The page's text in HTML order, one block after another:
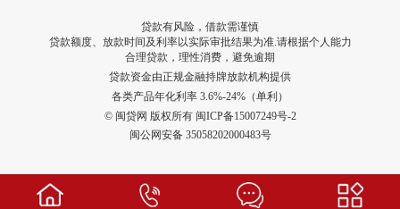
贷款有风险，借款需谨慎
贷款额度、放款时间及利率以实际审批结果为准.请根据个人能力
合理贷款，理性消费，避免逾期
贷款资金由正规金融持牌放款机构提供
各类产品年化利率 3.6%-24%（单利）
© 闽贷网 版权所有 闽ICP备15007249号-2
闽公网安备 35058202000483号